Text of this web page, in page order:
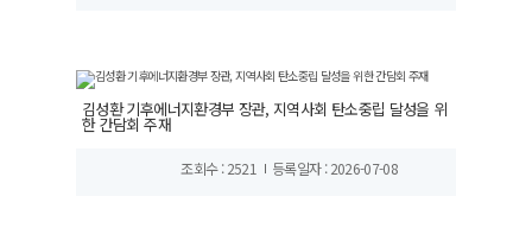
김성환 기후에너지환경부 장관, 지역사회 탄소중립 달성을 위
한 간담회 주재
조회수 : 2521 등록일자 : 2026-07-08